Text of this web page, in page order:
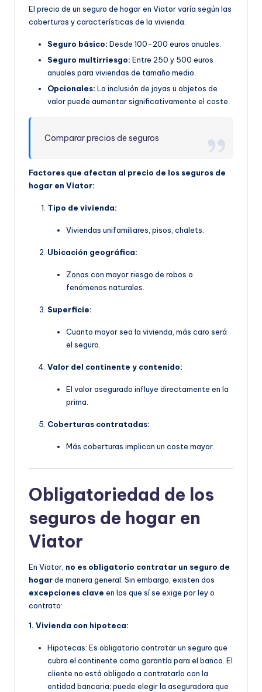
El precio de un seguro de hogar en Viator varía según las
coberturas y características de la vivienda:
Seguro básico: Desde 100-200 euros anuales.
Seguro multirriesgo: Entre 250 y 500 euros
anuales para viviendas de tamaño medio.
Opcionales: La inclusión de joyas u objetos de
valor puede aumentar significativamente el coste.
Comparar precios de seguros
Factores que afectan al precio de los seguros de
hogar en Viator:
Tipo de vivienda:
Viviendas unifamiliares, pisos, chalets.
Ubicación geográfica:
Zonas con mayor riesgo de robos o
fenómenos naturales.
Superficie:
Cuanto mayor sea la vivienda, más caro será
el seguro.
Valor del continente y contenido:
El valor asegurado influye directamente en la
prima.
Coberturas contratadas:
Más coberturas implican un coste mayor.
Obligatoriedad de los
seguros de hogar en
Viator
En Viator, no es obligatorio contratar un seguro de
hogarde manera general. Sin embargo, existen dos
excepciones clave en las que sí se exige por ley o
contrato:
1. Vivienda con hipoteca:
Hipotecas: Es obligatorio contratar un seguro que
cubra el continente como garantía para el banco. El
cliente no está obligado a contratarlo con la
entidad bancaria; puede elegir la aseguradora que